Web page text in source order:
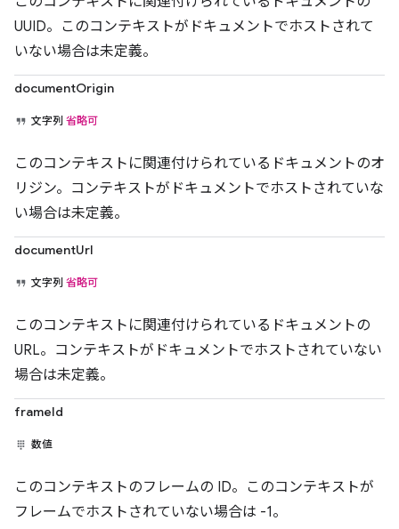
UUID。このコンテキストがドキュメントでホストされて
いない場合は未定義。
documentOrigin
文字列 省略可
このコンテキストに関連付けられているドキュメントのオ
リジン。コンテキストがドキュメントでホストされていな
い場合は未定義。
documentUrl
文字列 省略可
このコンテキストに関連付けられているドキュメントの
URL。コンテキストがドキュメントでホストされていない
場合は未定義。
frameId
数値
このコンテキストのフレームの ID。このコンテキストが
フレームでホストされていない場合は -1。